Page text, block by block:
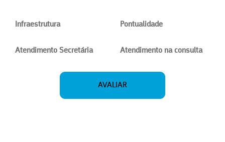
Infraestrutura Pontualidade
Atendimento Secretária Atendimento na consulta
AVALIAR